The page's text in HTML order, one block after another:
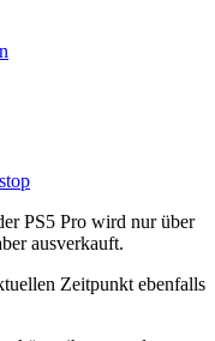
PS5 Pro wird nur über
ausverkauft.
Zeitpunkt ebenfalls